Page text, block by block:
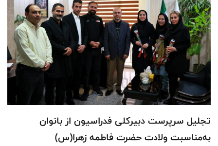
تجلیل سرپرست دبیرکلی فدراسیون از بانوان
به‌مناسبت ولادت حضرت فاطمه زهرا(س)